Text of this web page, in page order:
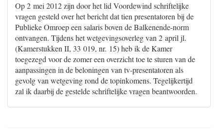
Op 2 mei 2012 zijn door het lid Voordewind schriftelijke
vragen gesteld over het bericht dat tien presentatoren bij de
Publieke Omroep een salaris boven de Balkenende-norm
ontvangen. Tijdens het wetgevingsoverleg van 2 april jl.
(Kamerstukken II, 33 019, nr. 15) heb ik de Kamer
toegezegd voor de zomer een overzicht toe te sturen van de
aanpassingen in de beloningen van tv-presentatoren als
gevolg van wetgeving rond de topinkomens. Tegelijkertijd
zal ik daarbij de gestelde schriftelijke vragen beantwoorden.